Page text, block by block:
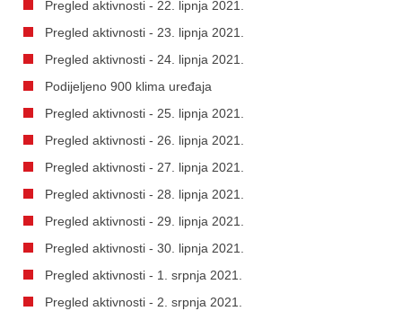
Pregled aktivnosti - 22. lipnja 2021.
Pregled aktivnosti - 23. lipnja 2021.
Pregled aktivnosti - 24. lipnja 2021.
Podijeljeno 900 klima uređaja
Pregled aktivnosti - 25. lipnja 2021.
Pregled aktivnosti - 26. lipnja 2021.
Pregled aktivnosti - 27. lipnja 2021.
Pregled aktivnosti - 28. lipnja 2021.
Pregled aktivnosti - 29. lipnja 2021.
Pregled aktivnosti - 30. lipnja 2021.
Pregled aktivnosti - 1. srpnja 2021.
Pregled aktivnosti - 2. srpnja 2021.